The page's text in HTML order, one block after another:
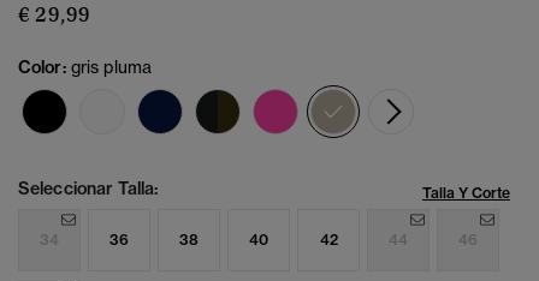
€ 29,99
Color: gris pluma
seleccionado
Seleccionar Talla: Talla Y Corte
34 36 38 40 42 44 46